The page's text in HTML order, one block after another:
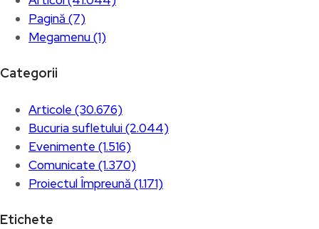
Pagină (7)
Megamenu (1)
Categorii
Articole (30.676)
Bucuria sufletului (2.044)
Evenimente (1.516)
Comunicate (1.370)
Proiectul Împreună (1.171)
Etichete